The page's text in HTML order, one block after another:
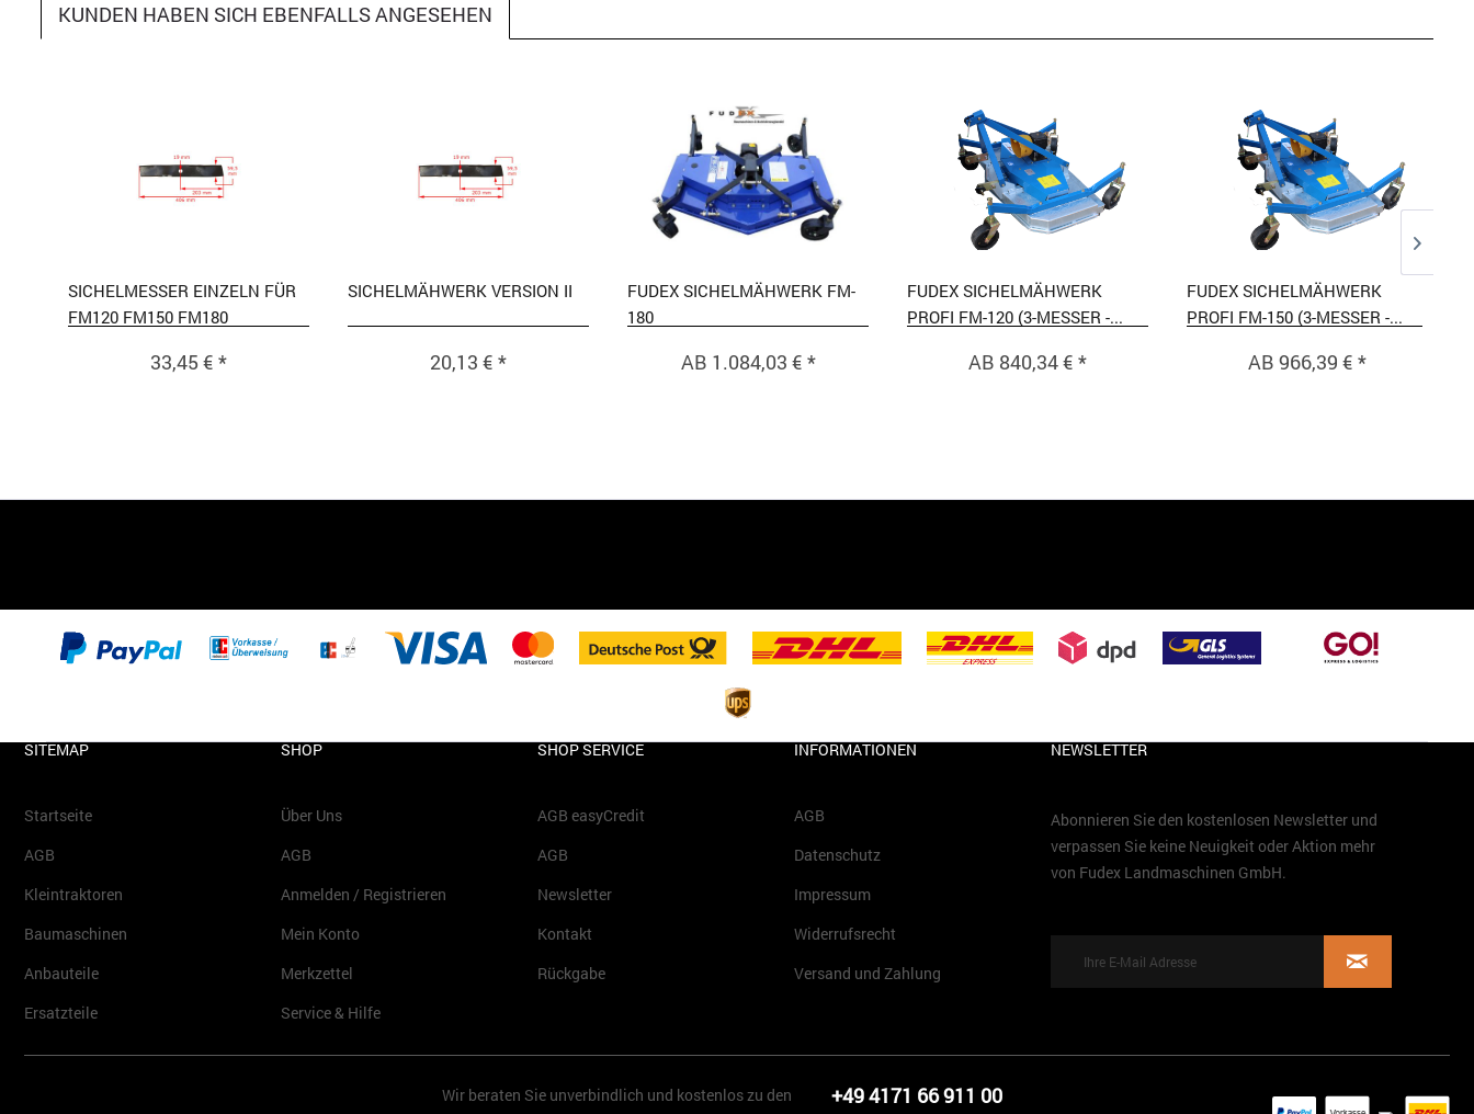
KUNDEN HABEN SICH EBENFALLS ANGESEHEN
SICHELMESSER EINZELN FÜR
FM120 FM150 FM180
33,45 € *
SICHELMÄHWERK VERSION II
20,13 € *
FUDEX SICHELMÄHWERK FM-
180
AB 1.084,03 € *
FUDEX SICHELMÄHWERK
PROFI FM-120 (3-MESSER -...
AB 840,34 € *
FUDEX SICHELMÄHWERK
PROFI FM-150 (3-MESSER -...
AB 966,39 € *
SITEMAP
Startseite
AGB
Kleintraktoren
Baumaschinen
Anbauteile
Ersatzteile
SHOP
Über Uns
AGB
Anmelden / Registrieren
Mein Konto
Merkzettel
Service & Hilfe
SHOP SERVICE
AGB easyCredit
AGB
Newsletter
Kontakt
Rückgabe
INFORMATIONEN
AGB
Datenschutz
Impressum
Widerrufsrecht
Versand und Zahlung
NEWSLETTER
Abonnieren Sie den kostenlosen Newsletter und
verpassen Sie keine Neuigkeit oder Aktion mehr
von Fudex Landmaschinen GmbH.
Wir beraten Sie unverbindlich und kostenlos zu den
+49 4171 66 911 00